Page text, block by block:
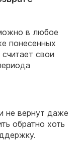
в любое
понесенных
свои
не вернут даже
обратно хоть